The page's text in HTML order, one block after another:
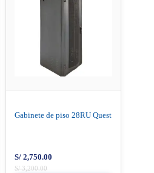
Gabinete de piso 28RU Quest
S/3,200.00
S/ 2,750.00